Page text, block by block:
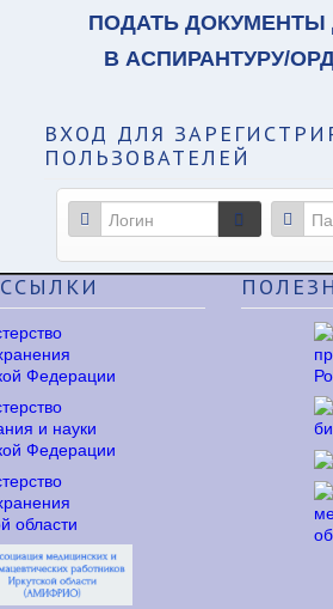
ПОДАТЬ ДОКУМЕНТЫ
В АСПИРАНТУРУ/
ВХОД ДЛЯ
ПОЛЬЗОВАТЕЛЕЙ
ССЫЛКИ